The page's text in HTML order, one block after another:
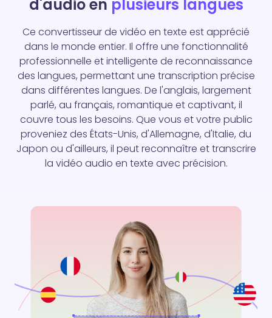
d'audio en plusieurs langues
Ce convertisseur de vidéo en texte est apprécié
dans le monde entier. Il offre une fonctionnalité
professionnelle et intelligente de reconnaissance
des langues, permettant une transcription précise
dans différentes langues. De l'anglais, largement
parlé, au français, romantique et captivant, il
couvre tous les besoins. Que vous et votre public
proveniez des États-Unis, d'Allemagne, d'Italie, du
Japon ou d'ailleurs, il peut reconnaître et transcrire
la vidéo audio en texte avec précision.